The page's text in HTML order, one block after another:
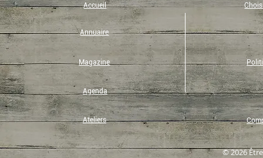
Accueil
Annuaire
Magazine
Agenda
Ateliers
© 2026